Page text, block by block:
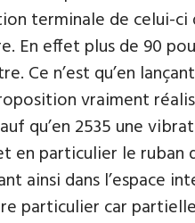
terminale de celui-
En effet plus de 90
Ce n’est qu’en
vraiment
qu’en 2535 une
en particulier le ruban
ainsi dans l’espace
particulier car